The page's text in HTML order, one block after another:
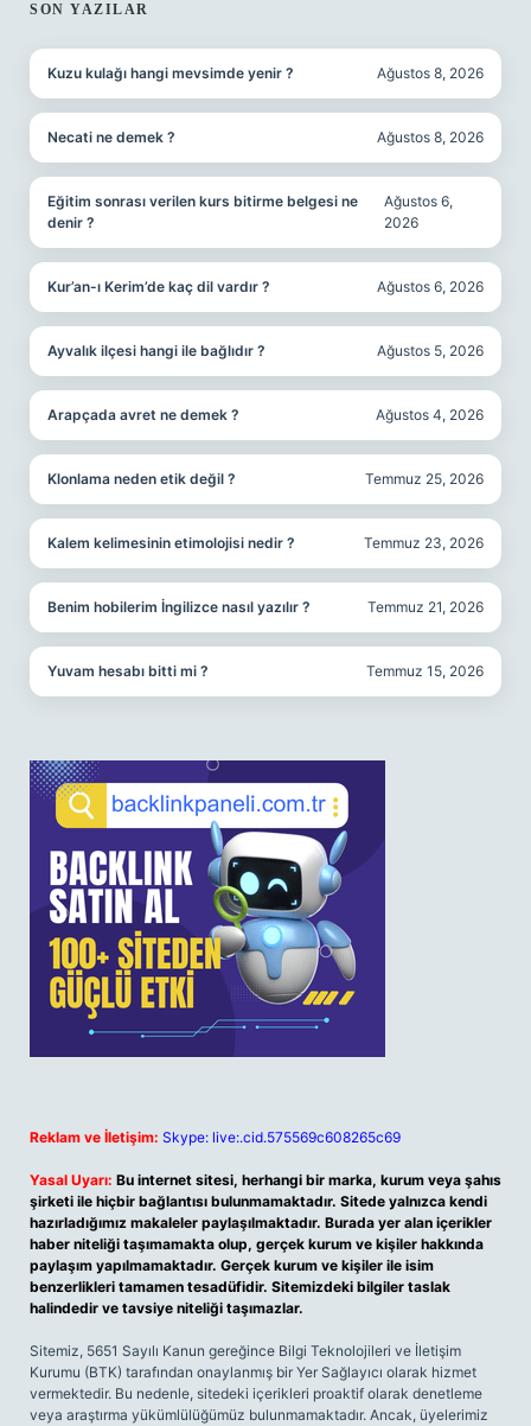
SIDEBAR
SON YAZILAR
Kuzu kulağı hangi mevsimde yenir ? Ağustos 8, 2026
Necati ne demek ? Ağustos 8, 2026
Eğitim sonrası verilen kurs bitirme belgesi ne
denir ?
Ağustos 6,
2026
Kur’an-ı Kerim’de kaç dil vardır ? Ağustos 6, 2026
Ayvalık ilçesi hangi ile bağlıdır ? Ağustos 5, 2026
Arapçada avret ne demek ? Ağustos 4, 2026
Klonlama neden etik değil ? Temmuz 25, 2026
Kalem kelimesinin etimolojisi nedir ? Temmuz 23, 2026
Benim hobilerim İngilizce nasıl yazılır ? Temmuz 21, 2026
Yuvam hesabı bitti mi ? Temmuz 15, 2026
Reklam ve İletişim: Skype: live:.cid.575569c608265c69
Yasal Uyarı: Bu internet sitesi, herhangi bir marka, kurum veya şahıs
şirketi ile hiçbir bağlantısı bulunmamaktadır. Sitede yalnızca kendi
hazırladığımız makaleler paylaşılmaktadır. Burada yer alan içerikler
haber niteliği taşımamakta olup, gerçek kurum ve kişiler hakkında
paylaşım yapılmamaktadır. Gerçek kurum ve kişiler ile isim
benzerlikleri tamamen tesadüfidir. Sitemizdeki bilgiler taslak
halindedir ve tavsiye niteliği taşımazlar.
Sitemiz, 5651 Sayılı Kanun gereğince Bilgi Teknolojileri ve İletişim
Kurumu (BTK) tarafından onaylanmış bir Yer Sağlayıcı olarak hizmet
vermektedir. Bu nedenle, sitedeki içerikleri proaktif olarak denetleme
veya araştırma yükümlülüğümüz bulunmamaktadır. Ancak, üyelerimiz